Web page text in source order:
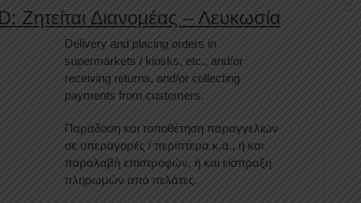
Ζητείται Διανομέας – Λευκωσία
Delivery and placing orders in
supermarkets / kiosks, etc., and/or
receiving returns, and/or collecting
payments from customers.
Παράδοση και τοποθέτηση παραγγελιών
σε υπεραγορές / περίπτερα κ.α., ή και
παραλαβή επιστροφών, ή και είσπραξη
πληρωμών από πελάτες.